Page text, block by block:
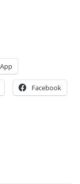
Facebook